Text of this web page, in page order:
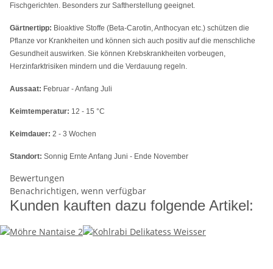
Fischgerichten. Besonders zur Saftherstellung geeignet.
Gärtnertipp: Bioaktive Stoffe (Beta-Carotin, Anthocyan etc.) schützen die
Pflanze vor Krankheiten und können sich auch positiv auf die menschliche
Gesundheit auswirken. Sie können Krebskrankheiten vorbeugen,
Herzinfarktrisiken mindern und die Verdauung regeln.
Aussaat: Februar - Anfang Juli
Keimtemperatur: 12 - 15 °C
Keimdauer: 2 - 3 Wochen
Standort: Sonnig Ernte Anfang Juni - Ende November
Bewertungen
Benachrichtigen, wenn verfügbar
Kunden kauften dazu folgende Artikel: